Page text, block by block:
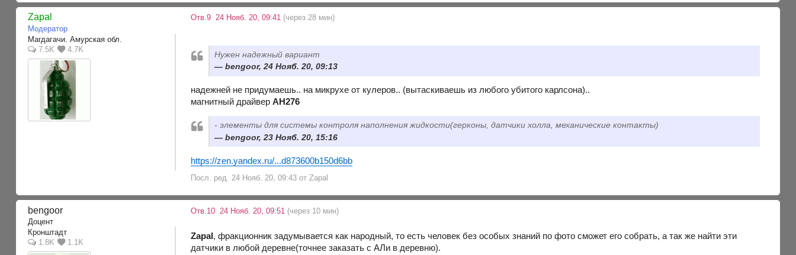
Zapal
Модератор
Магдагачи. Амурская обл.
7.5K
4.7K
Отв.9 24 Нояб. 20, 09:41 (через 28 мин)
Нужен надежный вариант
bengoor, 24 Нояб. 20, 09:13
надежней не придумаешь.. на микрухе от кулеров.. (вытаскиваешь из любого убитого карлсона)..
магнитный драйверAH276
- элементы для системы контроля наполнения жидкости(герконы, датчики холла, механические контакты)
bengoor, 23 Нояб. 20, 15:16
https://zen.yandex.ru/...d873600b150d6bb
Посл. ред. 24 Нояб. 20, 09:43 от Zapal
bengoor
Доцент
Кронштадт
1.8K
1.1K
Отв.10 24 Нояб. 20, 09:51 (через 10 мин)
Zapal , фракционник задумывается как народный, то есть человек без особых знаний по фото сможет его собрать, а так же найти эти
датчики в любой деревне(точнее заказать с АЛи в деревню).